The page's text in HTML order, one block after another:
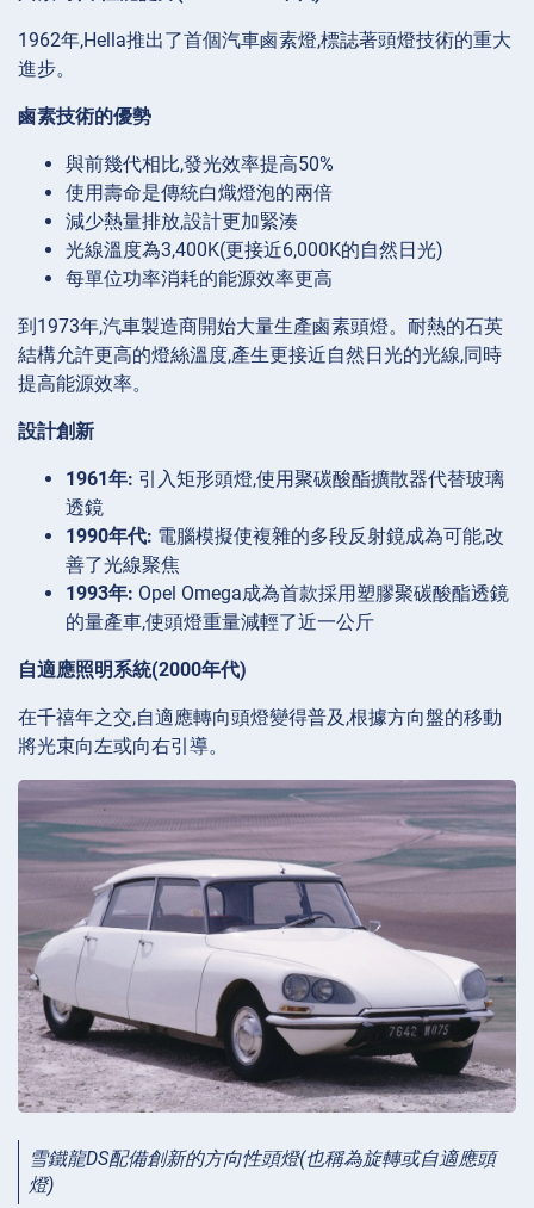
1962年,Hella推出了首個汽車鹵素燈,標誌著頭燈技術的重大
進步。
鹵素技術的優勢
與前幾代相比,發光效率提高50%
使用壽命是傳統白熾燈泡的兩倍
減少熱量排放,設計更加緊湊
光線溫度為3,400K(更接近6,000K的自然日光)
每單位功率消耗的能源效率更高
到1973年,汽車製造商開始大量生產鹵素頭燈。耐熱的石英
結構允許更高的燈絲溫度,產生更接近自然日光的光線,同時
提高能源效率。
設計創新
1961年: 引入矩形頭燈,使用聚碳酸酯擴散器代替玻璃
透鏡
1990年代: 電腦模擬使複雜的多段反射鏡成為可能,改
善了光線聚焦
1993年: Opel Omega成為首款採用塑膠聚碳酸酯透鏡
的量產車,使頭燈重量減輕了近一公斤
自適應照明系統(2000年代)
在千禧年之交,自適應轉向頭燈變得普及,根據方向盤的移動
將光束向左或向右引導。
雪鐵龍DS配備創新的方向性頭燈(也稱為旋轉或自適應頭
燈)